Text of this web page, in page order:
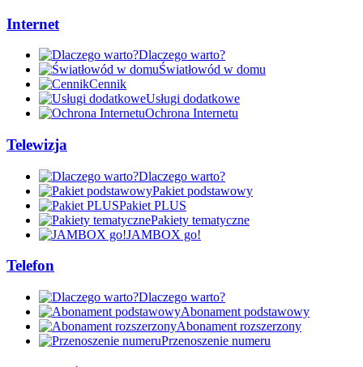
Internet
Dlaczego warto?
Światłowód w domu
Cennik
Usługi dodatkowe
Ochrona Internetu
Telewizja
Dlaczego warto?
Pakiet podstawowy
Pakiet PLUS
Pakiety tematyczne
JAMBOX go!
Telefon
Dlaczego warto?
Abonament podstawowy
Abonament rozszerzony
Przenoszenie numeru